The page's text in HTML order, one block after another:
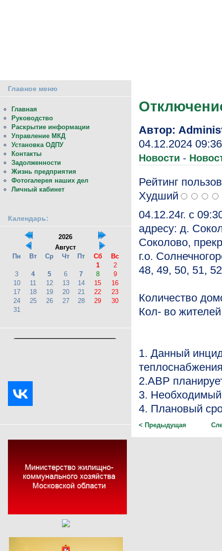
Автор:
04.12.2024 09:36
Новости -
Рейтинг
Худший
04.12.24г. с
адресу: д.
Соколово,
г.о.
48, 49, 50, 51,
Количество
Кол- во
1. Данный
2.АВР
3.
4. Плановый
< Предыдущая
Главное меню
Главная
Руководство
Раскрытие информации
Управление МКД
Установка ОДПУ
Контакты
Задолженности
Жизнь предприятия
Фотогалерея наших дел
Личный кабинет
Календарь:
2026
Август
Пн
Вт Ср Чт Пт Сб
Вс
1
2
3
4 5 6 7 8
9
10
11 12 13 14 15
16
17
18 19 20 21 22
23
24
25 26 27 28 29
30
31